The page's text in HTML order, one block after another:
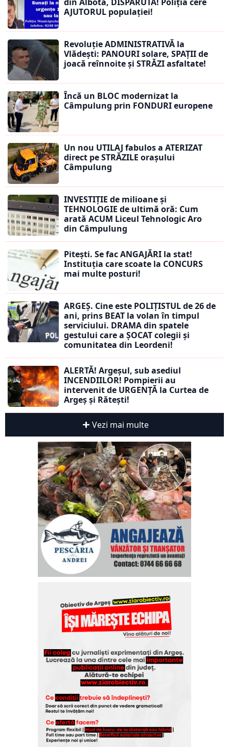
AJUTORUL populației!
Revoluție ADMINISTRATIVĂ la
Vlădești: PANOURI solare, SPAȚII de
joacă reînnoite și STRĂZI asfaltate!
Încă un BLOC modernizat la
Câmpulung prin FONDURI europene
Un nou UTILAJ fabulos a ATERIZAT
direct pe STRĂZILE orașului
Câmpulung
INVESTIȚIE de milioane și
TEHNOLOGIE de ultimă oră: Cum
arată ACUM Liceul Tehnologic Aro
din Câmpulung
Pitești. Se fac ANGAJĂRI la stat!
Instituția care scoate la CONCURS
mai multe posturi!
ARGEȘ. Cine este POLIȚISTUL de 26 de
ani, prins BEAT la volan în timpul
serviciului. DRAMA din spatele
gestului care a ȘOCAT colegii și
comunitatea din Leordeni!
ALERTĂ! Argeșul, sub asediul
INCENDIILOR! Pompierii au
intervenit de URGENȚĂ la Curtea de
Argeș și Rătești!
Vezi mai multe